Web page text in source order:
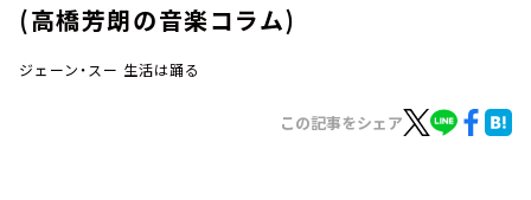
(高橋芳朗の音楽コラム)
ジェーン・スー 生活は踊る
この記事をシェア